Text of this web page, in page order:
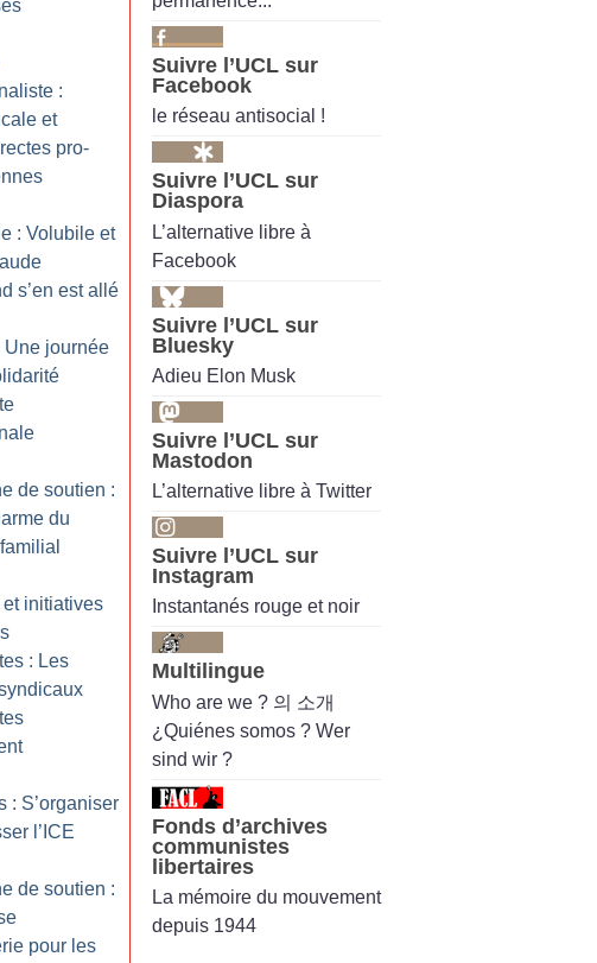
:
et
pro-
: Volubile et
s’en est allé
Une journée
de soutien :
du
initiatives
: Les
: S’organiser
l’ICE
de soutien :
pour les
Suivre l’UCL sur
Facebook
le réseau antisocial !
Suivre l’UCL sur
Diaspora
L’alternative libre à
Facebook
Suivre l’UCL sur
Bluesky
Adieu Elon Musk
Suivre l’UCL sur
Mastodon
L’alternative libre à Twitter
Suivre l’UCL sur
Instagram
Instantanés rouge et noir
Multilingue
Who are we ? 의 소개
¿Quiénes somos ? Wer
sind wir ?
Fonds d’archives
communistes
libertaires
La mémoire du mouvement
depuis 1944